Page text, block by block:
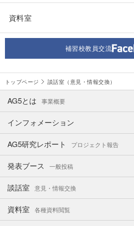
資料室
補習校教員交流
トップページ 談話室（意見・情報交換）
AG5とは 事業概要
インフォメーション
AG5研究レポート プロジェクト報告
発表ブース 一般投稿
談話室 意見・情報交換
資料室 各種資料閲覧